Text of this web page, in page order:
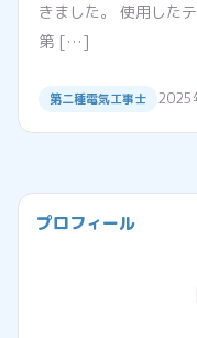
きました。 使用した
第 […]
第二種電気工事士 2025
プロフィール